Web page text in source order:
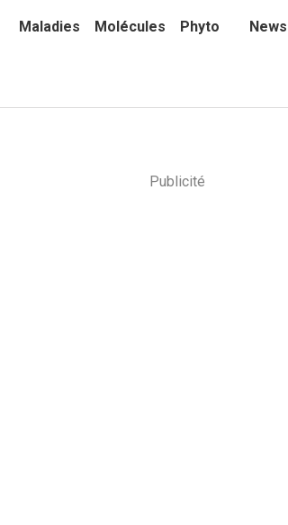
Maladies Molécules Phyto News
Publicité